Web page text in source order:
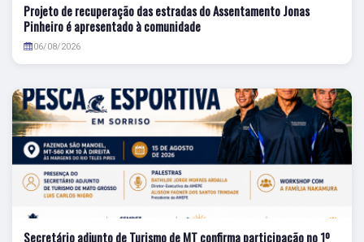
Projeto de recuperação das estradas do Assentamento Jonas
Pinheiro é apresentado à comunidade
06/08/2026
Secretário adjunto de Turismo de MT confirma participação no 1º